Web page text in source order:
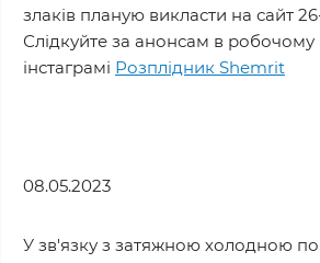
злаків планую викласти на сайт
Слідкуйте за анонсам в робочому
інстаграмі Розплідник Shemrit
08.05.2023
У зв'язку з затяжною холодною